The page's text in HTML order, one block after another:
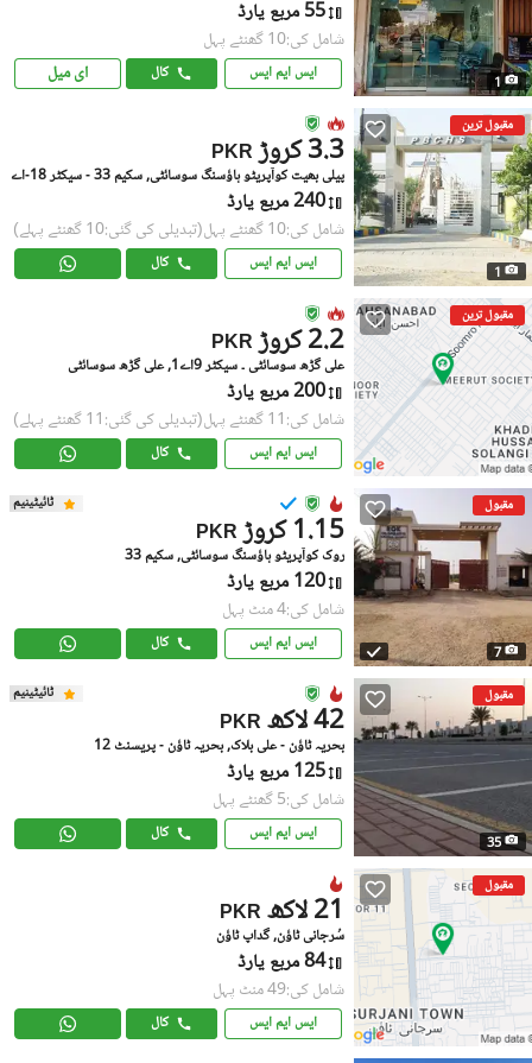
1
55 مربع یارڈ
شامل کی:10 گھنٹے پہل
ایس ایم ایس کال ای میل
مقبول ترین
1
PKR 3.3 کروڑ
پیلی بھیت کوآپریٹو ہاؤسنگ سوسائٹی, سکیم 33 - سیکٹر 18-اے
240 مربع یارڈ
شامل کی:10 گھنٹے پہل (تبدیلی کی گئی:10 گھنٹے پہلے)
ایس ایم ایس کال
مقبول ترین
PKR 2.2 کروڑ
علی گڑھ سوسائٹی ۔ سیکٹر 9اے1, علی گڑھ سوسائٹی
200 مربع یارڈ
شامل کی:11 گھنٹے پہل (تبدیلی کی گئی:11 گھنٹے پہلے)
ایس ایم ایس کال
مقبول
7
ٹائیٹینیم
PKR 1.15 کروڑ
روک کوآپریٹو ہاؤسنگ سوسائٹی, سکیم 33
120 مربع یارڈ
شامل کی:4 منٹ پہل
ایس ایم ایس کال
مقبول
35
ٹائیٹینیم
PKR 42 لاکھ
بحریہ ٹاؤن - علی بلاک, بحریہ ٹاؤن - پریسنٹ 12
125 مربع یارڈ
شامل کی:5 گھنٹے پہل
ایس ایم ایس کال
مقبول
PKR 21 لاکھ
سُرجانی ٹاؤن, گداپ ٹاؤن
84 مربع یارڈ
شامل کی:49 منٹ پہل
ایس ایم ایس کال